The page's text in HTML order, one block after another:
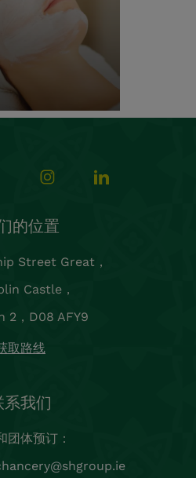
的位置
Street Great，
Castle，
2，D08 AFY9
取路线
系我们
团体预订：